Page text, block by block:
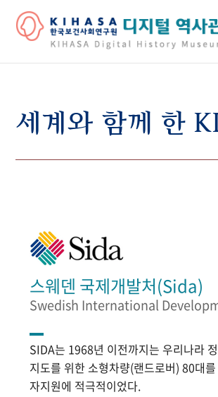
세계와 함께 한
스웨덴 국제개발처(Sida)
Swedish International
SIDA는 1968년 이전까지는 우리나라
지도를 위한 소형차량(랜드로버) 80대
자지원에 적극적이었다.